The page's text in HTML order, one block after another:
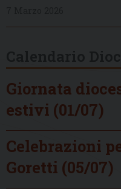
Giornata
estivi (01/07)
Celebrazioni
Goretti (05/07)